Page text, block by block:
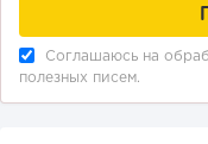
Соглашаюсь на
полезных писем.